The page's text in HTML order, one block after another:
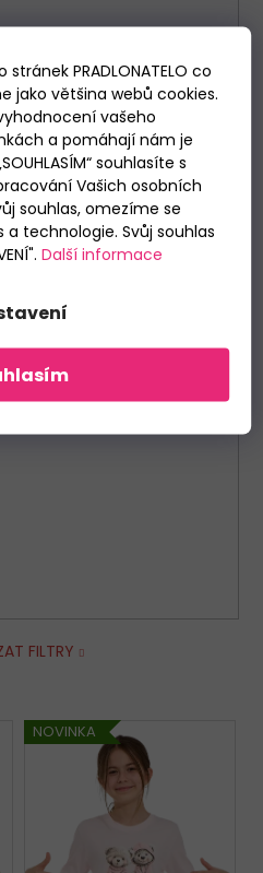
PRADLONATELO co
jako většina webů cookies.
vašeho
a pomáhají nám je
souhlasíte s
Vašich osobních
souhlas, omezíme se
technologie. Svůj souhlas
Další informace
FILTRY
NOVINKA